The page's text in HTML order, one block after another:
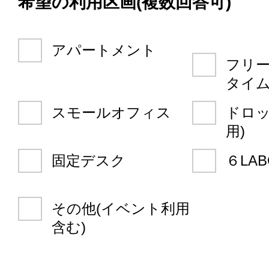
アパートメント
フリ
タイ
スモールオフィス
ドロ
用)
固定デスク
６
その他(イベント利用
含む)